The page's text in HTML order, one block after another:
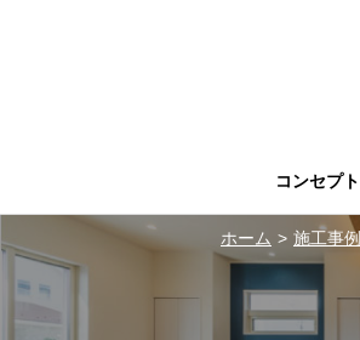
コンセプト
ホーム 施工事例